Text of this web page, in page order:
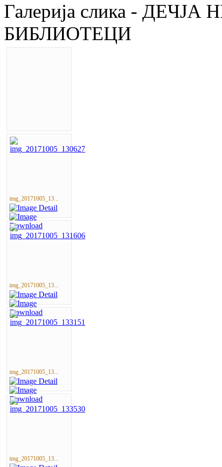
Галерија слика -
БИБЛИОТЕЦИ
img_20171005_13...
img_20171005_13...
img_20171005_13...
img_20171005_13...